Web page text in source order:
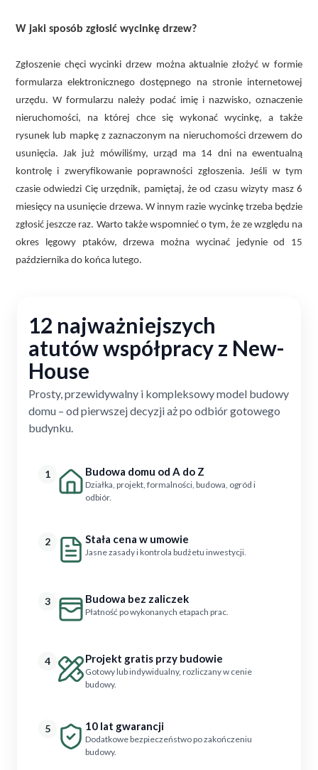
W jaki sposób zgłosić wycinkę drzew?
Zgłoszenie chęci wycinki drzew można aktualnie złożyć w formie
formularza elektronicznego dostępnego na stronie internetowej
urzędu. W formularzu należy podać imię i nazwisko, oznaczenie
nieruchomości, na której chce się wykonać wycinkę, a także
rysunek lub mapkę z zaznaczonym na nieruchomości drzewem do
usunięcia. Jak już mówiliśmy, urząd ma 14 dni na ewentualną
kontrolę i zweryfikowanie poprawności zgłoszenia. Jeśli w tym
czasie odwiedzi Cię urzędnik, pamiętaj, że od czasu wizyty masz 6
miesięcy na usunięcie drzewa. W innym razie wycinkę trzeba będzie
zgłosić jeszcze raz. Warto także wspomnieć o tym, że ze względu na
okres lęgowy ptaków, drzewa można wycinać jedynie od 15
października do końca lutego.
12 najważniejszych
atutów współpracy z New-
House
Prosty, przewidywalny i kompleksowy model budowy
domu – od pierwszej decyzji aż po odbiór gotowego
budynku.
1 Budowa domu od A do Z
Działka, projekt, formalności, budowa, ogród i
odbiór.
2 Stała cena w umowie
Jasne zasady i kontrola budżetu inwestycji.
3 Budowa bez zaliczek
Płatność po wykonanych etapach prac.
4 Projekt gratis przy budowie
Gotowy lub indywidualny, rozliczany w cenie
budowy.
5 10 lat gwarancji
Dodatkowe bezpieczeństwo po zakończeniu
budowy.